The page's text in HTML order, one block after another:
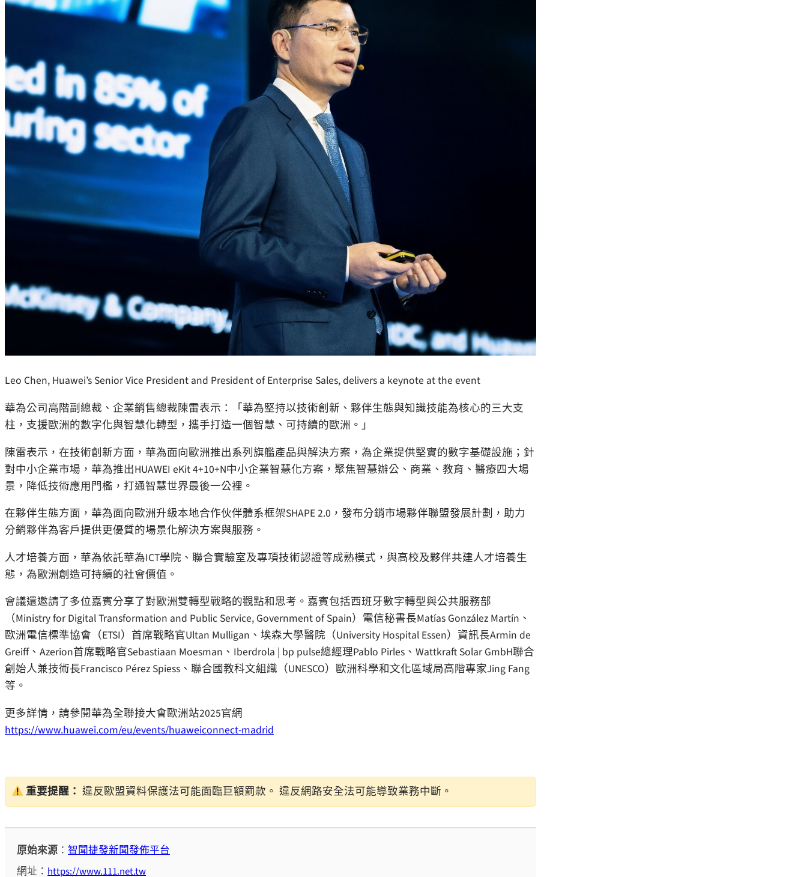
Leo Chen, Huawei’s Senior Vice President and President of Enterprise Sales, delivers a keynote at the event
華為公司高階副總裁、企業銷售總裁陳雷表示：「華為堅持以技術創新、夥伴生態與知識技能為核心的三大支
柱，支援歐洲的數字化與智慧化轉型，攜手打造一個智慧、可持續的歐洲。」
陳雷表示，在技術創新方面，華為面向歐洲推出系列旗艦產品與解決方案，為企業提供堅實的數字基礎設施；針
對中小企業市場，華為推出HUAWEI eKit 4+10+N中小企業智慧化方案，聚焦智慧辦公、商業、教育、醫療四大場
景，降低技術應用門檻，打通智慧世界最後一公裡。
在夥伴生態方面，華為面向歐洲升級本地合作伙伴體系框架SHAPE 2.0，發布分銷市場夥伴聯盟發展計劃，助力
分銷夥伴為客戶提供更優質的場景化解決方案與服務。
人才培養方面，華為依託華為ICT學院、聯合實驗室及專項技術認證等成熟模式，與高校及夥伴共建人才培養生
態，為歐洲創造可持續的社會價值。
會議還邀請了多位嘉賓分享了對歐洲雙轉型戰略的觀點和思考。嘉賓包括西班牙數字轉型與公共服務部
（Ministry for Digital Transformation and Public Service, Government of Spain）電信秘書長Matías González Martín、
歐洲電信標準協會（ETSI）首席戰略官Ultan Mulligan、埃森大學醫院（University Hospital Essen）資訊長Armin de
Greiff、Azerion首席戰略官Sebastiaan Moesman、Iberdrola | bp pulse總經理Pablo Pirles、Wattkraft Solar GmbH聯合
創始人兼技術長Francisco Pérez Spiess、聯合國教科文組織（UNESCO）歐洲科學和文化區域局高階專家Jing Fang
等。
更多詳情，請參閱華為全聯接大會歐洲站2025官網
https://www.huawei.com/eu/events/huaweiconnect-madrid
重要提醒： 違反歐盟資料保護法可能面臨巨額罰款。 違反網路安全法可能導致業務中斷。
原始來源 ：智聞捷發新聞發佈平台
網址： https://www.111.net.tw